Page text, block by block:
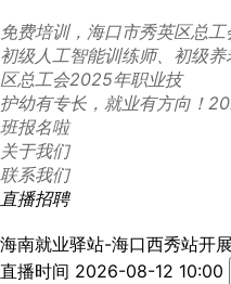
免费培训，海口市秀英区总
初级人工智能训练师、初级
区总工会2025年职业技
护幼有专长，就业有方向！
班报名啦
关于我们
联系我们
直播招聘
海南就业驿站-海口西秀站开
直播时间 2026-08-12 10:00